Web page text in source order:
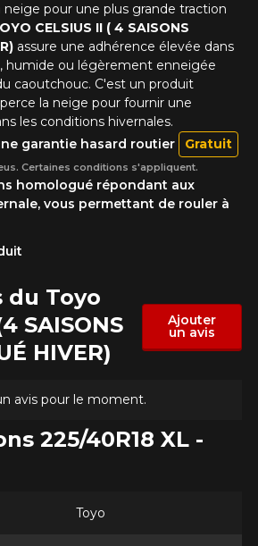
neige pour une plus grande traction
CELSIUS II ( 4 SAISONS
assure une adhérence élevée dans
humide ou légèrement enneigée
caoutchouc. C'est un produit
la neige pour fournir une
les conditions hivernales.
homologué répondant aux
vous permettant de rouler à
garantie hasard routier Gratuit
Certaines conditions s'appliquent.
du Toyo
SAISONS
HIVER)
Ajouter
un avis
avis pour le moment.
225/40R18 XL -
Toyo